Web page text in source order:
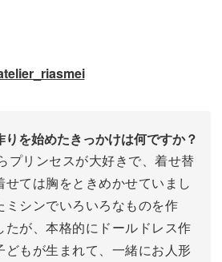
を始めたきっかけは何ですか？
プリンセスが大好きで、着せ替
せては胸をときめかせていまし
ミシンでいろいろなものを作
たが、本格的にドールドレス作
どもが生まれて、一緒にお人形